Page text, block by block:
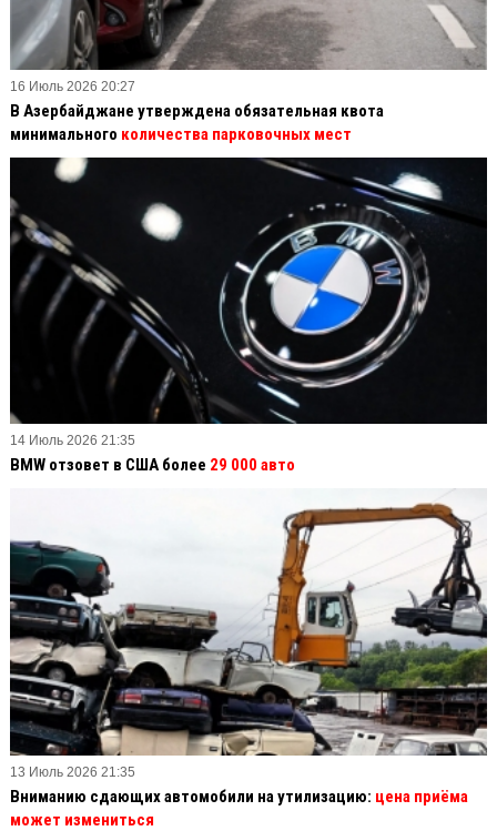
16 Июль 2026 20:27
В Азербайджане утверждена обязательная квота
минимального количества парковочных мест
14 Июль 2026 21:35
BMW отзовет в США более 29 000 авто
13 Июль 2026 21:35
Вниманию сдающих автомобили на утилизацию: цена приёма
может измениться